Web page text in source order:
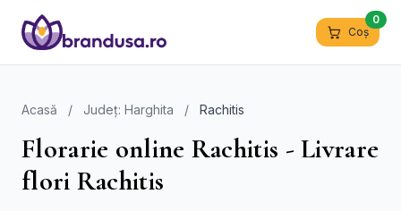
Coș
0
Acasă / Județ: Harghita / Rachitis
Florarie online Rachitis - Livrare
flori Rachitis